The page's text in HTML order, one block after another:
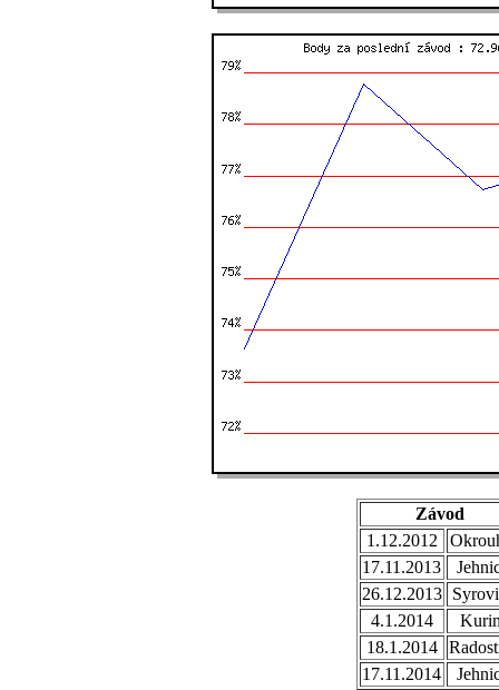
Závod
1.12.2012
17.11.2013
26.12.2013
4.1.2014
18.1.2014
17.11.2014